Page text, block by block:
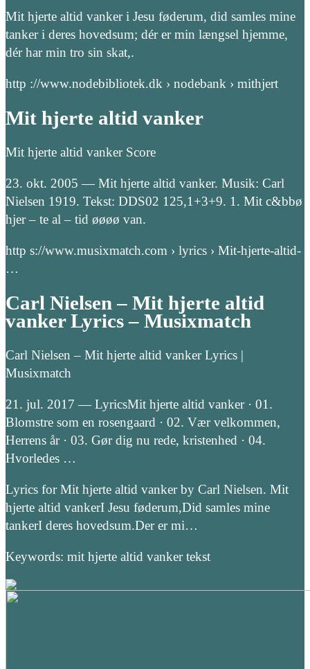
Mit hjerte altid vanker i Jesu føderum, did samles mine
tanker i deres hovedsum; dér er min længsel hjemme,
dér har min tro sin skat,.
http ://www.nodebibliotek.dk › nodebank › mithjert
Mit hjerte altid vanker
Mit hjerte altid vanker Score
23. okt. 2005 — Mit hjerte altid vanker. Musik: Carl
Nielsen 1919. Tekst: DDS02 125,1+3+9. 1. Mit c&bbø
hjer – te al – tid øøøø van.
http s://www.musixmatch.com › lyrics › Mit-hjerte-altid-
…
Carl Nielsen – Mit hjerte altid
vanker Lyrics – Musixmatch
Carl Nielsen – Mit hjerte altid vanker Lyrics |
Musixmatch
21. jul. 2017 — LyricsMit hjerte altid vanker · 01.
Blomstre som en rosengaard · 02. Vær velkommen,
Herrens år · 03. Gør dig nu rede, kristenhed · 04.
Hvorledes …
Lyrics for Mit hjerte altid vanker by Carl Nielsen. Mit
hjerte altid vankerI Jesu føderum,Did samles mine
tankerI deres hovedsum.Der er mi…
Keywords: mit hjerte altid vanker tekst